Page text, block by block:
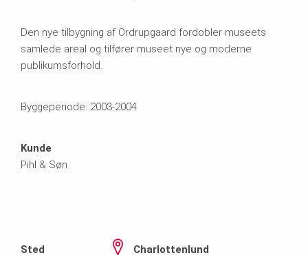
Den nye tilbygning af Ordrupgaard fordobler museets
samlede areal og tilfører museet nye og moderne
publikumsforhold.
Byggeperiode: 2003-2004
Kunde
Pihl & Søn
Sted Charlottenlund